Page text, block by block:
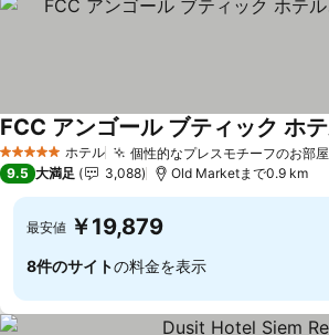
5 ホテルのランク
ホテル 個性的なプレスモチーフのお部屋
料金を表示
9.5 大満足 3,088 Old Marketまで0.9 km
最安値 ￥19,879
8件のサイトの料金を表示